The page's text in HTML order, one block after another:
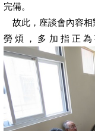
完備。
故此，座談會內容相
勞煩，多加指正